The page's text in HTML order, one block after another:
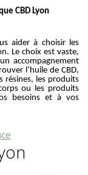
CBD Lyon
aider à choisir les
Le choix est vaste,
accompagnement
l’huile de CBD,
résines, les produits
ou les produits
besoins et à vos